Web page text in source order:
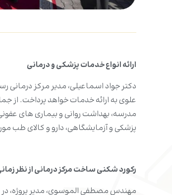
ارائه انواع خدمات پزشکی و درمانی
دکتر جواد اسماعیلی، مدیر مرکز
علوی به ارائه خدمات خواهد پرداخت. از
مدرسه، بهداشت روانی و بیماری های
پزشکی و آزمایشگاهی، دارو و کالای طب
رکورد شکنی ساخت مرکز درمانی از نظر